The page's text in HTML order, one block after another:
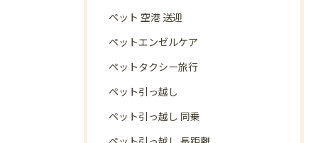
ペット 空港 送迎
ペットエンゼルケア
ペットタクシー旅行
ペット引っ越し
ペット引っ越し 同乗